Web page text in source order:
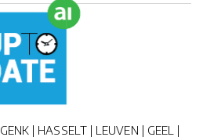
| HASSELT | LEUVEN | GEEL |